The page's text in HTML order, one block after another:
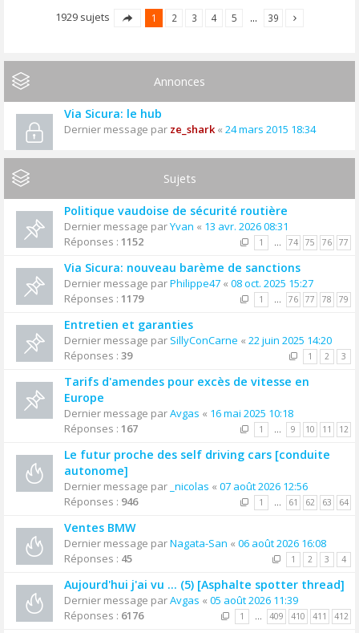
1929 sujets 1 2 3 4 5 … 39
Annonces
Via Sicura: le hub
Dernier message par ze_shark« 24 mars 2015 18:34
Sujets
Politique vaudoise de sécurité routière
Dernier message parYvan « 13 avr. 2026 08:31
Réponses : 1152 1 … 74 75 76 77
Via Sicura: nouveau barème de sanctions
Dernier message parPhilippe47 « 08 oct. 2025 15:27
Réponses : 1179 1 … 76 77 78 79
Entretien et garanties
Dernier message par SillyConCarne « 22 juin 2025 14:20
Réponses : 39 1 2 3
Tarifs d'amendes pour excès de vitesse en
Europe
Dernier message parAvgas « 16 mai 2025 10:18
Réponses : 167 1 … 9 10 11 12
Le futur proche des self driving cars [conduite
autonome]
Dernier message par _nicolas « 07 août 2026 12:56
Réponses : 946 1 … 61 62 63 64
Ventes BMW
Dernier message parNagata-San « 06 août 2026 16:08
Réponses : 45 1 2 3 4
Aujourd'hui j'ai vu ... (5) [Asphalte spotter thread]
Dernier message parAvgas « 05 août 2026 11:39
Réponses : 6176 1 … 409 410 411 412